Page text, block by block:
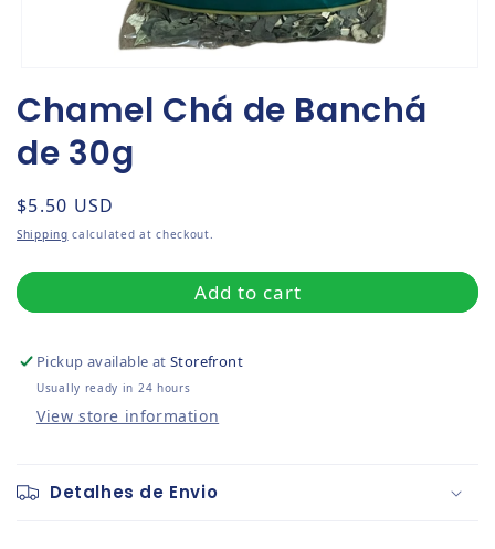
Chamel Chá de Banchá
de 30g
Regular price
$5.50 USD
Shipping calculated at checkout.
Add to cart
Pickup available atStorefront
Usually ready in 24 hours
View store information
Detalhes de Envio